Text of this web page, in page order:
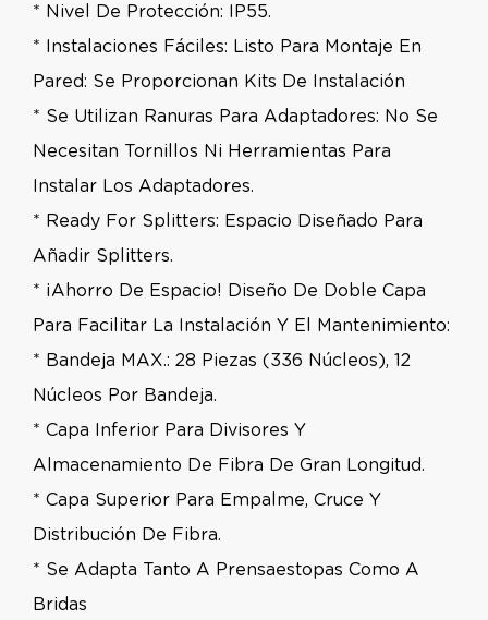
* Nivel De Protección: IP55.
* Instalaciones Fáciles: Listo Para Montaje En
Pared: Se Proporcionan Kits De Instalación
* Se Utilizan Ranuras Para Adaptadores: No Se
Necesitan Tornillos Ni Herramientas Para
Instalar Los Adaptadores.
* Ready For Splitters: Espacio Diseñado Para
Añadir Splitters.
* ¡Ahorro De Espacio! Diseño De Doble Capa
Para Facilitar La Instalación Y El Mantenimiento:
* Bandeja MAX.: 28 Piezas (336 Núcleos), 12
Núcleos Por Bandeja.
* Capa Inferior Para Divisores Y
Almacenamiento De Fibra De Gran Longitud.
* Capa Superior Para Empalme, Cruce Y
Distribución De Fibra.
* Se Adapta Tanto A Prensaestopas Como A
Bridas